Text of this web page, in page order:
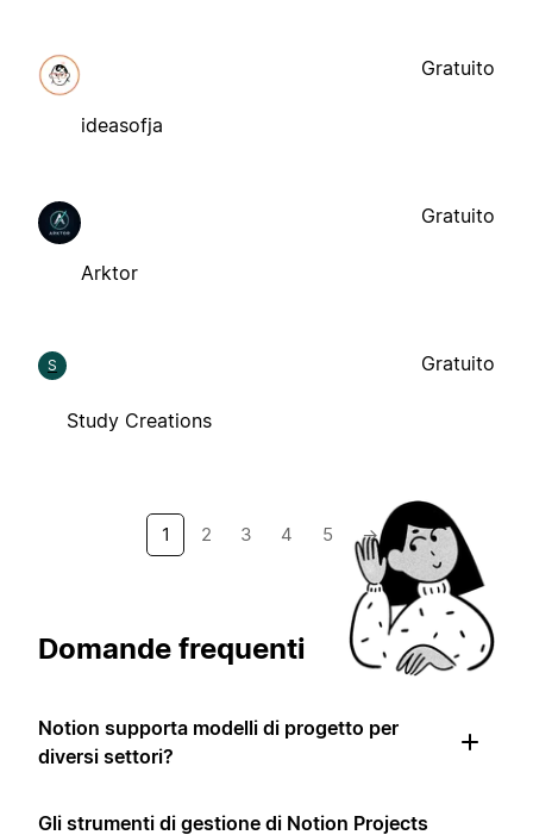
ideasofja
Gratuito
Arktor
Gratuito
S
Study Creations
Gratuito
1 2 3 4 5 →
Domande frequenti
Notion supporta modelli di progetto per
diversi settori?
Gli strumenti di gestione di Notion Projects